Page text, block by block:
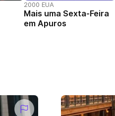
2000 EUA
Mais uma Sexta-Feira
em Apuros